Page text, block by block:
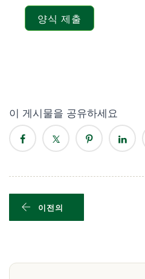
양식 제출
이 게시물을 공유하세요
이전의